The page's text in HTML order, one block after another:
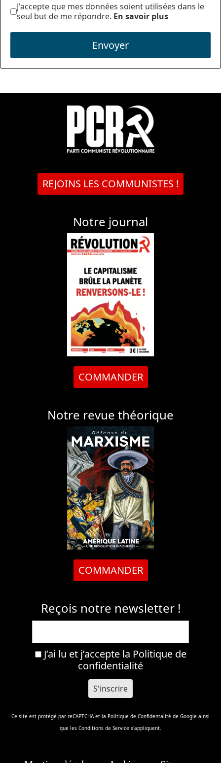
J'accepte que mes données soient utilisées dans le
seul but de me répondre. En savoir plus
Envoyer
REJOINS LES COMMUNISTES !
Notre journal
COMMANDER
Notre revue théorique
COMMANDER
Reçois notre newsletter !
J’ai lu et j’accepte la Politique de
confidentialité
Ce site est protégé par reCAPTCHA et la Politique de Confidentalité de Google ainsi
que les Conditions de Service s'appliquent.